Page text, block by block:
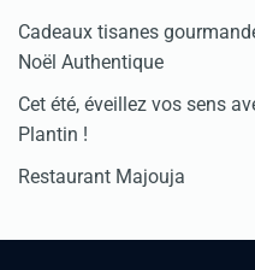
Cadeaux tisanes
Noël Authentique
Cet été, éveillez vos sens
Plantin !
Restaurant Majouja